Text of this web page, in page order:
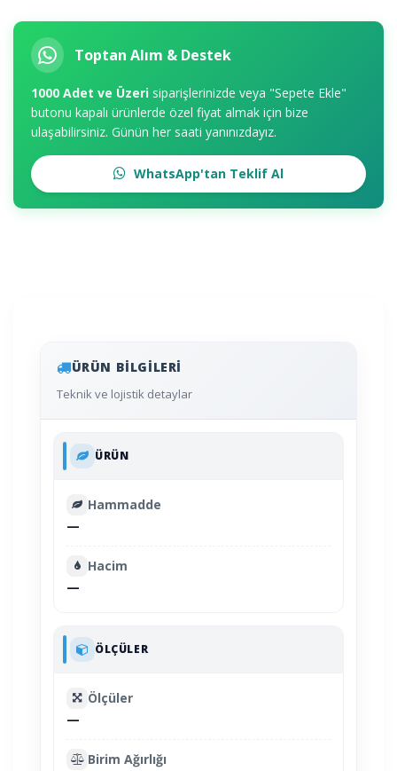
Toptan Alım & Destek
1000 Adet ve Üzeri siparişlerinizde veya "Sepete Ekle"
butonu kapalı ürünlerde özel fiyat almak için bize
ulaşabilirsiniz. Günün her saati yanınızdayız.
WhatsApp'tan Teklif Al
ÜRÜN BILGILERI
Teknik ve lojistik detaylar
ÜRÜN
Hammadde
—
Hacim
—
ÖLÇÜLER
Ölçüler
—
Birim Ağırlığı